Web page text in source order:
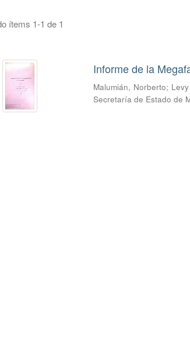
ítems 1-1 de 1
Informe de la
Malumián, Norberto;
Secretaría de Estado de